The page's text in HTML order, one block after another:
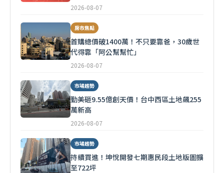
2026-08-07
房市焦點
首購總價破1400萬！不只要靠爸，30歲世
代得靠「阿公幫幫忙」
2026-08-07
市場趨勢
勤美砸9.55億創天價！台中西區土地飆255
萬新高
2026-08-07
市場趨勢
持續買進！坤悅開發七期惠民段土地版圖擴
至722坪